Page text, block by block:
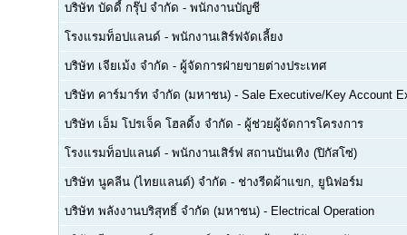
บริษัท บัดดี้ กรุ๊ป จำกัด - พนักงานบัญชี
โรงแรมท็อปแลนด์ - พนักงานเสิร์ฟจัดเลี้ยง
บริษัท เจียเม้ง จำกัด - ผู้จัดการฝ่ายขายต่างประเทศ
บริษัท คาร์มาร์ท จำกัด (มหาชน) - Sale Executive/Key Account
บริษัท เอ็ม โปรเจ็ค โฮลดิ้ง จำกัด - ผู้ช่วยผู้จัดการโครงการ
โรงแรมท็อปแลนด์ - พนักงานเสิร์ฟ สถานบันเทิง (ปิกัสโซ่)
บริษัท นูคลีน (ไทยแลนด์) จำกัด - ช่างรีดผ้าแขก, ยูนิฟอร์ม
บริษัท พลังงานบริสุทธิ์ จำกัด (มหาชน) - Electrical Operation